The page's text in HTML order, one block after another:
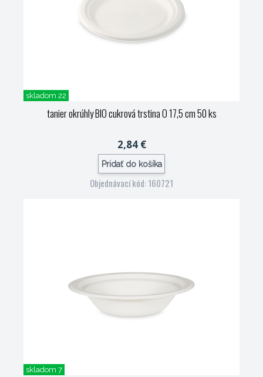
skladom 22
tanier okrúhly BIO cukrová trstina O 17,5 cm 50 ks
2,84 €
Pridať do košíka
Objednávací kód: 160721
skladom 7